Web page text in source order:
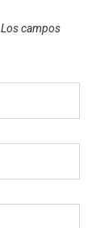
Los campos